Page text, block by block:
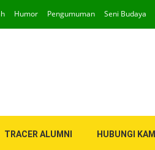
Humor Pengumuman Seni Budaya
TRACER ALUMNI HUBUNGI KAMI